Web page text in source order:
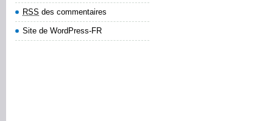
RSS des commentaires
Site de WordPress-FR